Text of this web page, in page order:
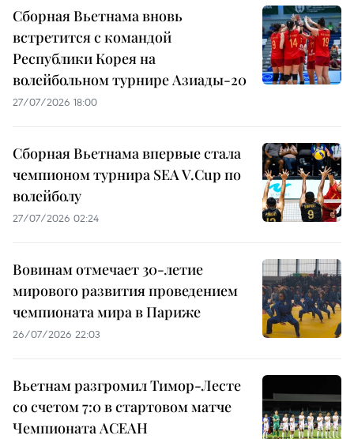
Сборная Вьетнама вновь
встретится с командой
Республики Корея на
волейбольном турнире Азиады-20
27/07/2026 18:00
Сборная Вьетнама впервые стала
чемпионом турнира SEA V.Cup по
волейболу
27/07/2026 02:24
Вовинам отмечает 30-летие
мирового развития проведением
чемпионата мира в Париже
26/07/2026 22:03
Вьетнам разгромил Тимор-Лесте
со счетом 7:0 в стартовом матче
Чемпионата АСЕАН